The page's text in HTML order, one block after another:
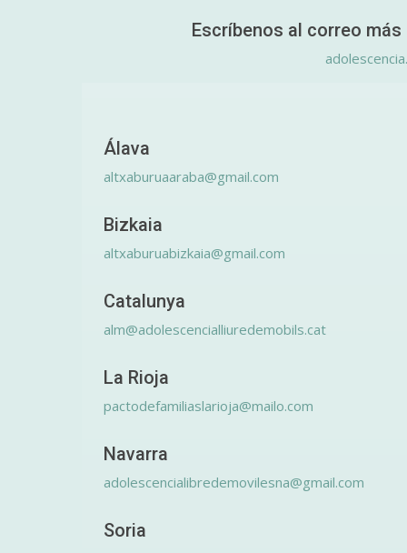
Escríbenos al correo
Álava
altxaburuaaraba@gmail.com
Bizkaia
altxaburuabizkaia@gmail.com
Catalunya
alm@adolescencialliuredemobils.cat
La Rioja
pactodefamiliaslarioja@mailo.com
Navarra
adolescencialibredemovilesna@gmail.com
Soria